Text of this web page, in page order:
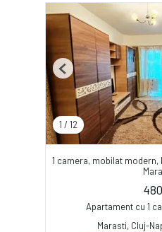
1 / 12
Previous
1 camera, mobilat
Apartament cu 1
Marasti, Cluj-